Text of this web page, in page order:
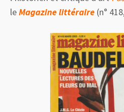
leMagazine littéraire (n°